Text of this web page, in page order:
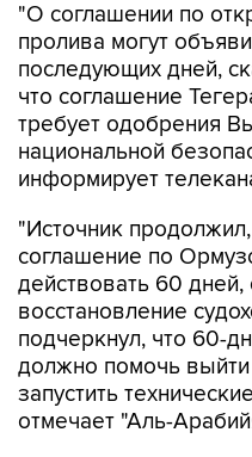
"О соглашении по
пролива могут
последующих дней,
что соглашение
требует одобрения
национальной
информирует
"Источник
соглашение по
действовать 60
восстановление
подчеркнул, что 60-
должно помочь
запустить
отмечает "Аль-